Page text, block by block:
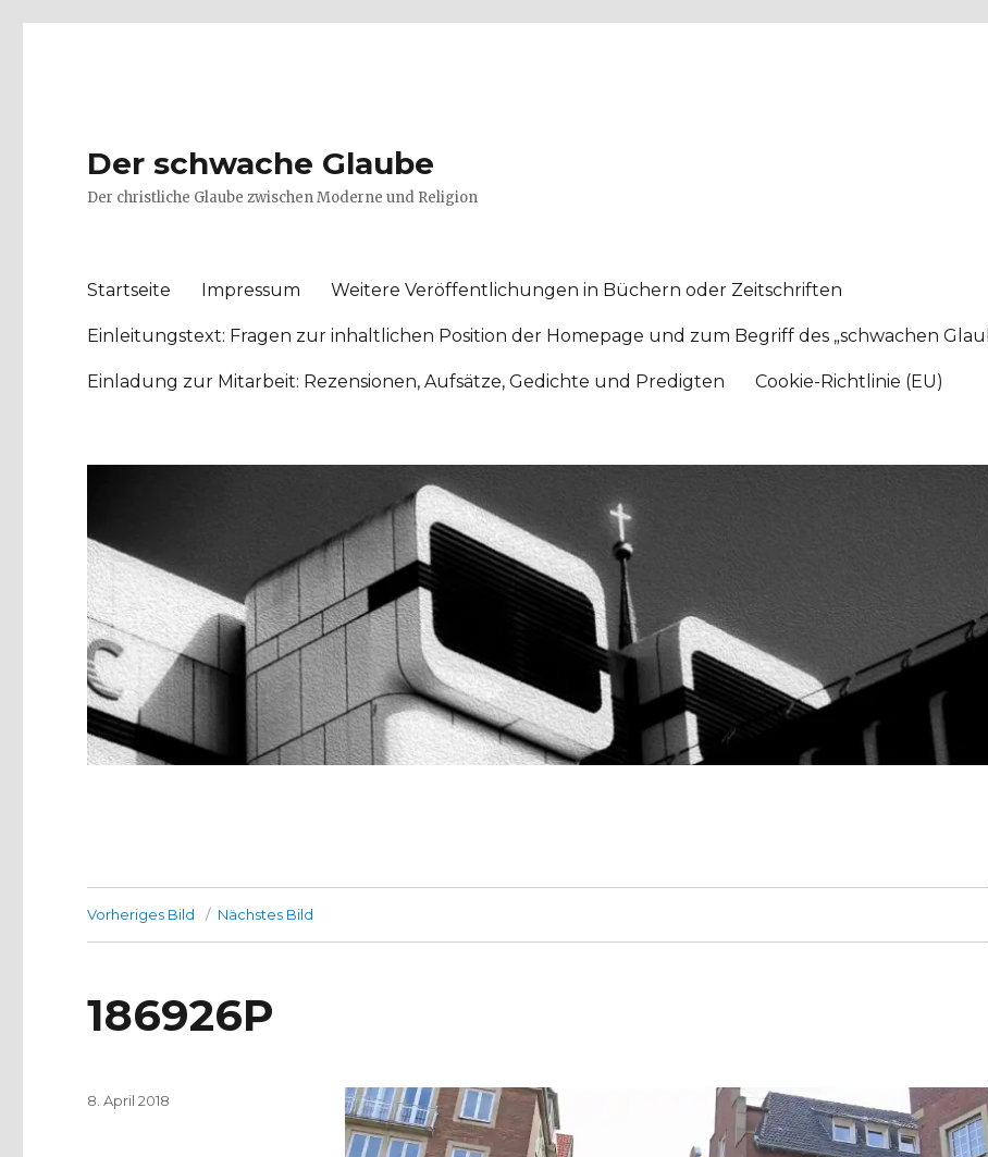
Der schwache Glaube
Der christliche Glaube zwischen Moderne und Religion
Startseite Impressum Weitere Veröffentlichungen in Büchern oder Zeitschriften
Einleitungstext: Fragen zur inhaltlichen Position der Homepage und zum Begriff des „schwachen
Einladung zur Mitarbeit: Rezensionen, Aufsätze, Gedichte und Predigten Cookie-Richtlinie (EU)
Vorheriges Bild Nächstes Bild
186926P
Veröffentlicht
8. April 2018